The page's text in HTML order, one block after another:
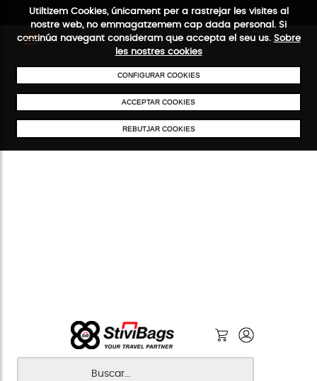
Utiltizem Cookies, únicament per a rastrejar les visites al
nostre web, no emmagatzemem cap dada personal. Si
continúa navegant consideram que accepta el seu us. Sobre
les nostres cookies
CONFIGURAR COOKIES
ACCEPTAR COOKIES
REBUTJAR COOKIES
ENVIAMENTS GRATUÏTS A PARTIR DE 50 €